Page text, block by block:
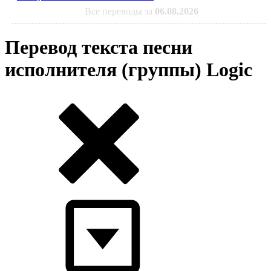
Все переводы за 06.08.2026
Перевод текста песни
исполнителя (группы) Logic